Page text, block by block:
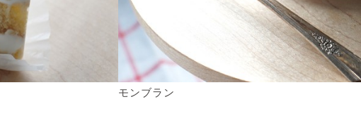
モンブラン